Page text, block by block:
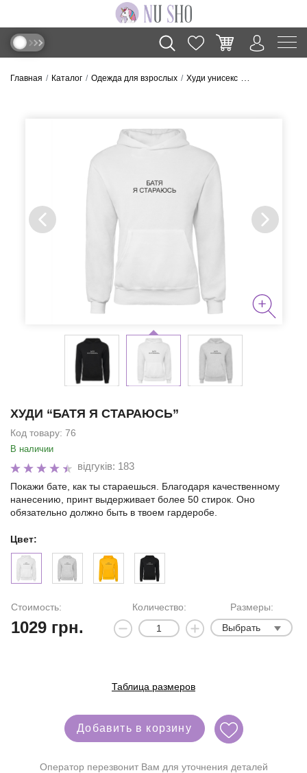
Главная Каталог Одежда для взрослых Худи унисекс Худи “Батя я
ХУДИ “БАТЯ Я СТАРАЮСЬ”
Код товару: 76
В наличии
відгуків: 183
Покажи бате, как ты стараешься. Благодаря качественному
нанесению, принт выдерживает более 50 стирок. Оно
обязательно должно быть в твоем гардеробе.
Цвет:
Стоимость:
1029 грн.
Количество:
Размеры:
Выбрать
Таблица размеров
Добавить в корзину
Оператор перезвонит Вам для уточнения деталей